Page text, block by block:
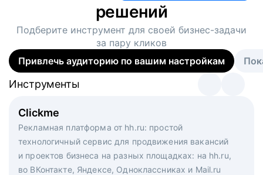
решений
Подберите инструмент для своей бизнес-задачи
за пару кликов
Привлечь аудиторию по вашим настройкам
Clickme
Рекламная платформа от hh.ru: простой
технологичный сервис для продвижения вакансий
и проектов бизнеса на разных площадках: на hh.ru,
во ВКонтакте, Яндексе, Одноклассниках и Mail.ru
Инструменты
Вакансия дня
Рекламный формат для вакансий на главной странице
hh.ru. Увеличивает количество откликов
Инструменты
Массовый подбор под ключ. Решите, сколько
кандидатов и когда вам нужно, и за дело возьмутся
маркетологи, рекрутеры и проектные менеджеры
hh.ru с целым набором digital-инструментов
Инструменты